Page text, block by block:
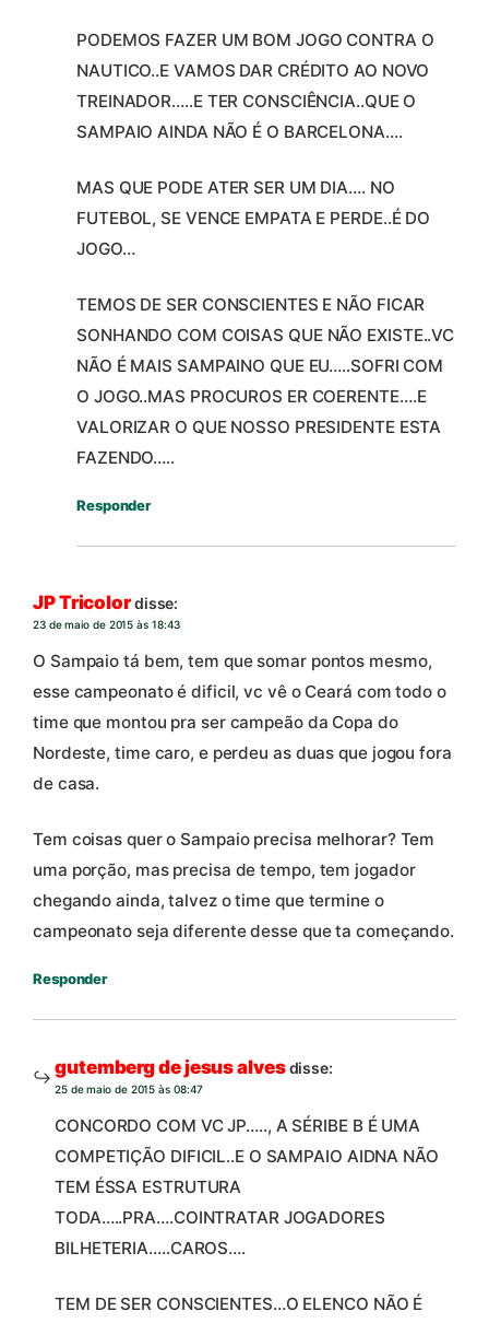
PODEMOS FAZER UM BOM JOGO CONTRA O
NAUTICO..E VAMOS DAR CRÉDITO AO NOVO
TREINADOR…..E TER CONSCIÊNCIA..QUE O
SAMPAIO AINDA NÃO É O BARCELONA….
MAS QUE PODE ATER SER UM DIA…. NO
FUTEBOL, SE VENCE EMPATA E PERDE..É DO
JOGO…
TEMOS DE SER CONSCIENTES E NÃO FICAR
SONHANDO COM COISAS QUE NÃO EXISTE..VC
NÃO É MAIS SAMPAINO QUE EU…..SOFRI COM
O JOGO..MAS PROCUROS ER COERENTE….E
VALORIZAR O QUE NOSSO PRESIDENTE ESTA
FAZENDO…..
Responder
JP Tricolordisse:
23 de maio de 2015 às 18:43
O Sampaio tá bem, tem que somar pontos mesmo,
esse campeonato é dificil, vc vê o Ceará com todo o
time que montou pra ser campeão da Copa do
Nordeste, time caro, e perdeu as duas que jogou fora
de casa.
Tem coisas quer o Sampaio precisa melhorar? Tem
uma porção, mas precisa de tempo, tem jogador
chegando ainda, talvez o time que termine o
campeonato seja diferente desse que ta começando.
Responder
gutemberg de jesus alvesdisse:
25 de maio de 2015 às 08:47
CONCORDO COM VC JP….., A SÉRIBE B É UMA
COMPETIÇÃO DIFICIL..E O SAMPAIO AIDNA NÃO
TEM ÉSSA ESTRUTURA
TODA…..PRA….COINTRATAR JOGADORES
BILHETERIA…..CAROS….
TEM DE SER CONSCIENTES…O ELENCO NÃO É